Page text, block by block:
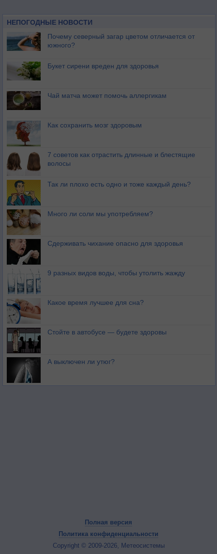
НЕПОГОДНЫЕ НОВОСТИ
Почему северный загар цветом отличается от
южного?
Букет сирени вреден для здоровья
Чай матча может помочь аллергикам
Как сохранить мозг здоровым
7 советов как отрастить длинные и блестящие
волосы
Так ли плохо есть одно и тоже каждый день?
Много ли соли мы употребляем?
Сдерживать чихание опасно для здоровья
9 разных видов воды, чтобы утолить жажду
Какое время лучшее для сна?
Стойте в автобусе — будете здоровы
А выключен ли утюг?
Полная версия
Политика конфиденциальности
Copyright © 2009-2026, Метеосистемы